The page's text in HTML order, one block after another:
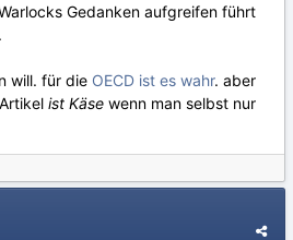
Gedanken aufgreifen führt
will. für die OECD ist es wahr. aber
ist Käse wenn man selbst nur